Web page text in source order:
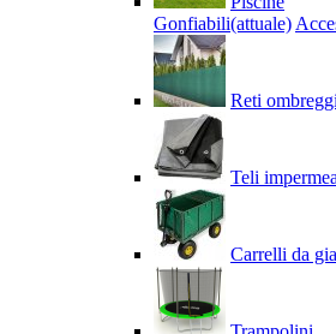
Gonfiabili(attuale)
Reti
Teli
Carrelli da